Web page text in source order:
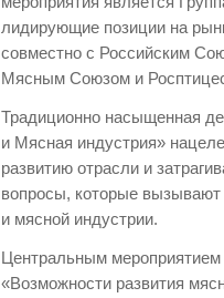
лидирующие позиции на
совместно с Российским
Мясным Союзом и
Традиционно насыщенная
и Мясная индустрия»
развитию отрасли и
вопросы, которые
и мясной индустрии.
Центральным
«Возможности развития